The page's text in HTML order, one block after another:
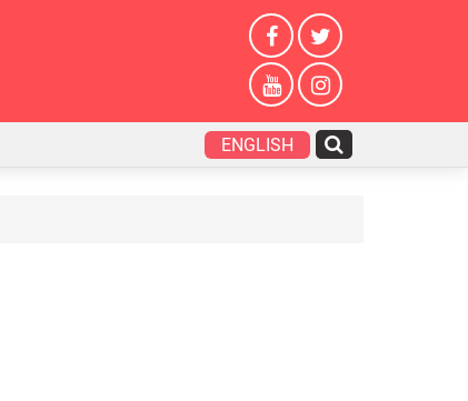
ENGLISH